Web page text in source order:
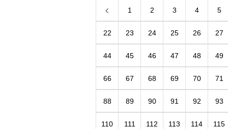
1 2 3 4 5
22 23 24 25 26 27
44 45 46 47 48 49
66 67 68 69 70 71
88 89 90 91 92 93
110 111 112 113 114 115